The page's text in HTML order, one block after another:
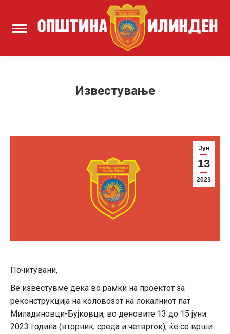
Известување
Јун
13
2023
Почитувани,
Ве известувме дека во рамки на проектот за
реконструкција на коловозот на локалниот пат
Миладиновци-Бујковци, во деновите 13 до 15 јуни
2023 година (вторник, среда и четврток), ќе се врши